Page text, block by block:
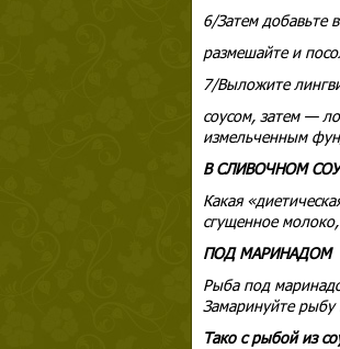
6/Затем добавьте
размешайте и
7/Выложите
соусом, затем —
измельченным
В СЛИВОЧНОМ
Какая
сгущенное
ПОД МАРИНАДОМ
Рыба под
Замаринуйте рыбу
Тако с рыбой из